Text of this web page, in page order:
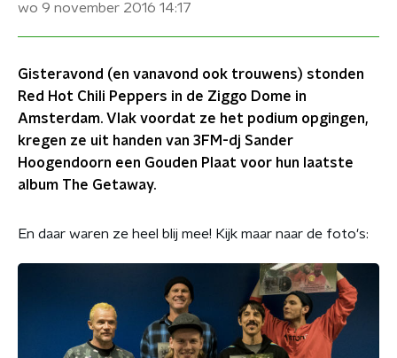
wo 9 november 2016 14:17
Gisteravond (en vanavond ook trouwens) stonden
Red Hot Chili Peppers in de Ziggo Dome in
Amsterdam. Vlak voordat ze het podium opgingen,
kregen ze uit handen van 3FM-dj Sander
Hoogendoorn een Gouden Plaat voor hun laatste
album The Getaway.
En daar waren ze heel blij mee! Kijk maar naar de foto's: